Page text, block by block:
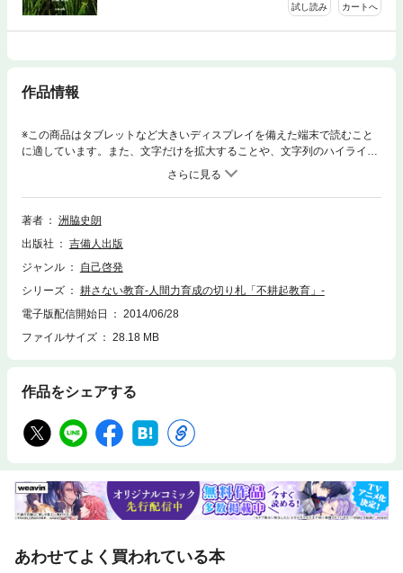
試し読み カートへ
作品情報
※この商品はタブレットなど大きいディスプレイを備えた端末で読むこと
に適しています。また、文字だけを拡大することや、文字列のハイライ
ト、検索、辞書の参照、引用などの機能が使用できません。信頼される教
師になるために、必要とされるものは何か―小学校教諭、校長を長年勤
め、現在は大学で教員養成に携わる著者が、自身の幼い頃の思い出や家族
の励ましなどのエピソード紹介し、教師時代に体験したさまざまなケース
著者
洲脇史朗
出版社
吉備人出版
ジャンル
自己啓発
シリーズ
耕さない教育-人間力育成の切り札「不耕起教育」-
電子版配信開始日
2014/06/28
ファイルサイズ
28.18 MB
作品をシェアする
あわせてよく買われている本